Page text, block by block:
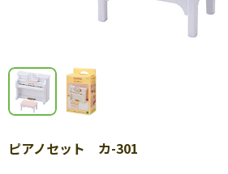
ピアノセット カ-301